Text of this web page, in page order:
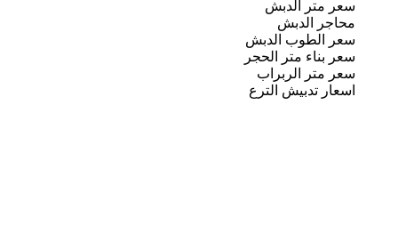
سعر متر الدبش
محاجر الدبش
سعر الطوب الدبش
سعر بناء متر الحجر
سعر متر الربراب
اسعار تدبيش الترع